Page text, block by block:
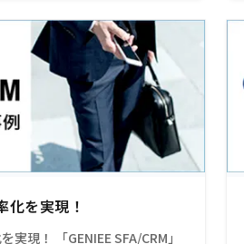
化を実現！
実現！ 「GENIEE SFA/CRM」